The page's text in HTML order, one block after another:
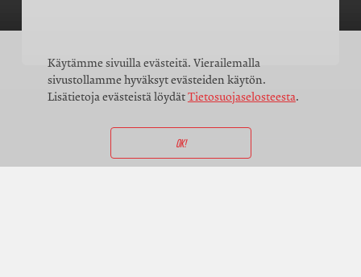
Käytämme sivuilla evästeitä. Vierailemalla
sivustollamme hyväksyt evästeiden käytön.
Lisätietoja evästeistä löydätTietosuojaselosteesta.
OK!